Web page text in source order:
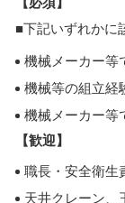
■下記いずれかに
機械メーカー等
機械等の組立経
機械メーカー等
【歓迎】
職長・安全衛生
天井クレーン、